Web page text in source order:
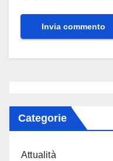
Categorie
Attualità